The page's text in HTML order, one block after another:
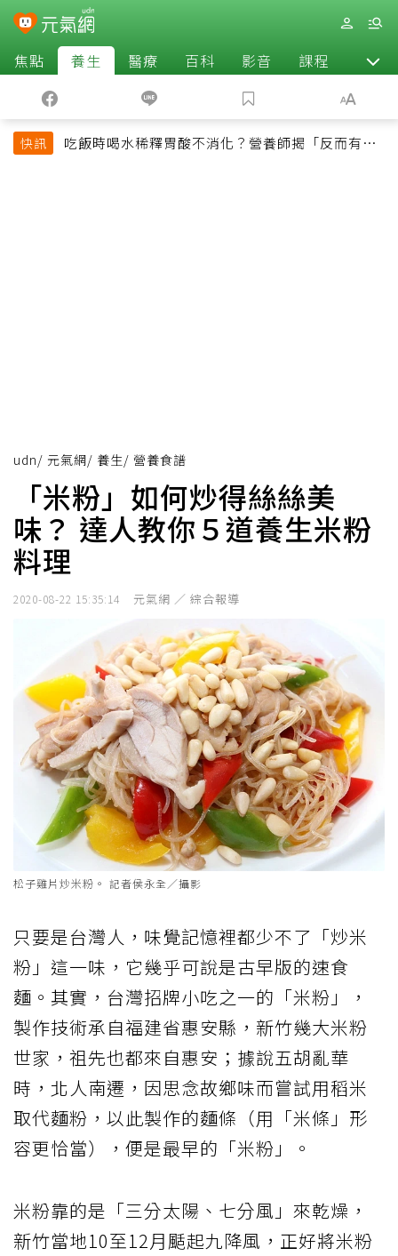
焦點 養生 醫療 百科 影音 課程 退休
快訊
吃飯時喝水稀釋胃酸不消化？營養師揭「反而有好
udn/ 元氣網/ 養生/ 營養食譜
「米粉」如何炒得絲絲美
味？ 達人教你５道養生米粉
料理
2020-08-22 15:35:14 元氣網 ／ 綜合報導
松子雞片炒米粉。 記者侯永全／攝影
只要是台灣人，味覺記憶裡都少不了「炒米
粉」這一味，它幾乎可說是古早版的速食
麵。其實，台灣招牌小吃之一的「米粉」，
製作技術承自福建省惠安縣，新竹幾大米粉
世家，祖先也都來自惠安；據說五胡亂華
時，北人南遷，因思念故鄉味而嘗試用稻米
取代麵粉，以此製作的麵條（用「米條」形
容更恰當），便是最早的「米粉」。
米粉靠的是「三分太陽、七分風」來乾燥，
新竹當地10至12月颳起九降風，正好將米粉